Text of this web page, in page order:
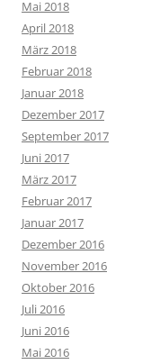
Mai 2018
April 2018
März 2018
Februar 2018
Januar 2018
Dezember 2017
September 2017
Juni 2017
März 2017
Februar 2017
Januar 2017
Dezember 2016
November 2016
Oktober 2016
Juli 2016
Juni 2016
Mai 2016